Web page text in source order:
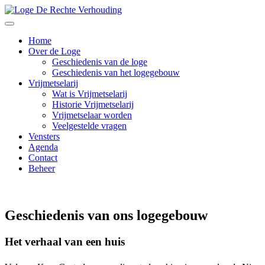
Home
Over de Loge
Geschiedenis van de loge
Geschiedenis van het logegebouw
Vrijmetselarij
Wat is Vrijmetselarij
Historie Vrijmetselarij
Vrijmetselaar worden
Veelgestelde vragen
Vensters
Agenda
Contact
Beheer
Geschiedenis van ons logegebouw
Het verhaal van een